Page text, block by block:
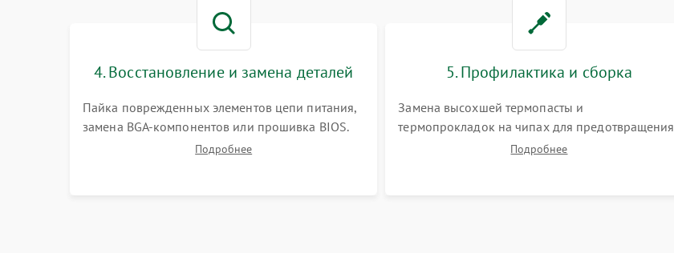
4. Восстановление и замена деталей
Пайка поврежденных элементов цепи питания,
замена BGA-компонентов или прошивка BIOS.
Ремонт подсветки матрицы, замена
Подробнее
5. Профилактика и сборка
Замена высохшей термопасты и
термопрокладок на чипах для предотвращения
перегрева. Аккуратная укладка кабелей,
Подробнее